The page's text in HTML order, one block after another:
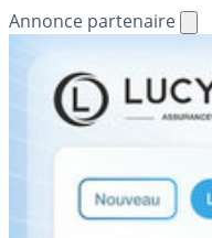
Annonce partenaire